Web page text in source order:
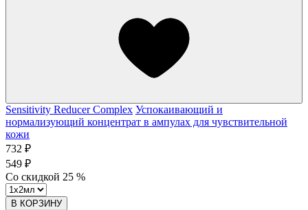
Sensitivity Reducer Complex Успокаивающий и
нормализующий концентрат в ампулах для чувствительной
кожи
732 ₽
549 ₽
Со скидкой 25 %
В КОРЗИНУ